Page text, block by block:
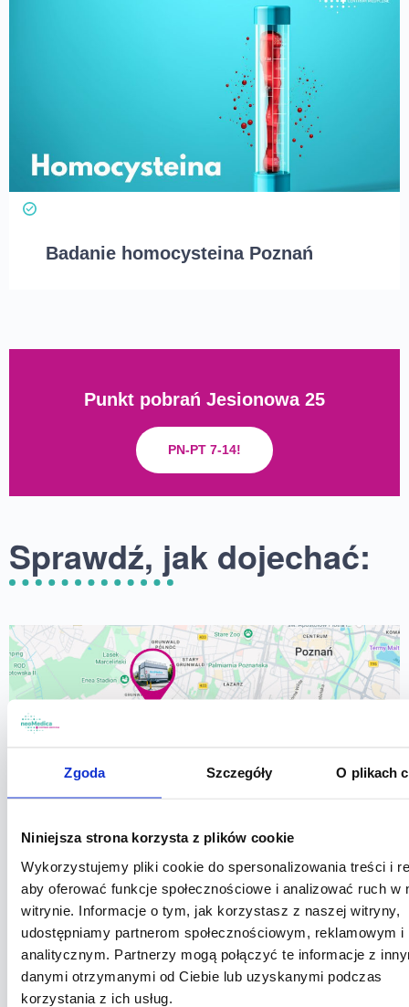
Zgoda Szczegóły O plikach
Niniejsza strona korzysta z plików cookie
Wykorzystujemy pliki cookie do spersonalizowania treści i
aby oferować funkcje społecznościowe i analizować ruch w
witrynie. Informacje o tym, jak korzystasz z naszej witryny,
udostępniamy partnerom społecznościowym, reklamowym i
analitycznym. Partnerzy mogą połączyć te informacje z
danymi otrzymanymi od Ciebie lub uzyskanymi podczas
korzystania z ich usług.
Badanie homocysteina Poznań
Punkt pobrań Jesionowa 25
PN-PT 7-14!
Sprawdź, jak dojechać:
PUNKT POBRAŃ ŚWIETLANA 25 POZNAŃ
PUNKT POBRAŃ JESIONOWA 25 POZNAŃ